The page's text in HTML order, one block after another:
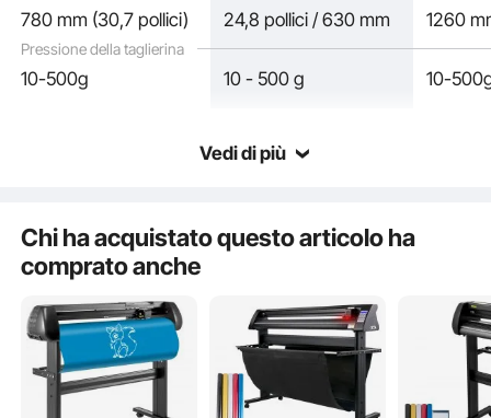
interni, creazione di etichette, industria automobilistica, design della
Capacità di taglio
Forte stabilità
Pressione della taglierina
780 mm (30,7 pollici) 24,8 pollici / 630 mm 1260
10-500g 10 - 500 g 10-
Vedi di più
Chi ha acquistato questo articolo ha
comprato anche